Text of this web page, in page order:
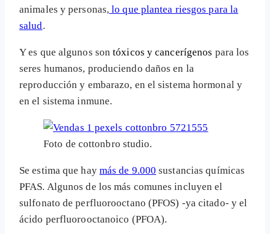
animales y personas, lo que plantea riesgos para la
salud.
Y es que algunos sontóxicos y cancerígenos para los
seres humanos, produciendo daños en la
reproducción y embarazo, en el sistema hormonal y
en el sistema inmune.
Foto de cottonbro studio.
Se estima que hay más de 9.000 sustancias químicas
PFAS. Algunos de los más comunes incluyen el
sulfonato de perfluorooctano (PFOS) -ya citado- y el
ácido perfluorooctanoico (PFOA).